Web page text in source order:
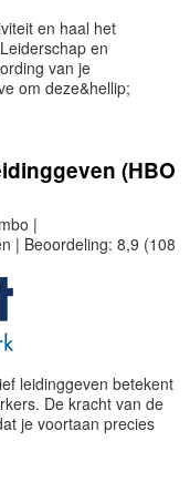
en haal het
en
van je
om deze&hellip;
(HBO
|
| Beoordeling: 8,9 (108
leidinggeven betekent
De kracht van de
je voortaan precies